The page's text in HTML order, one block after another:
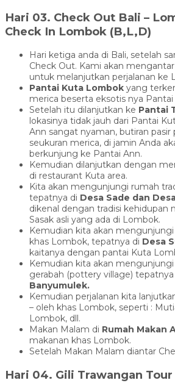
Hari 03. Check Out Bali –
Check In Lombok (B,L,D)
Hari ketiga anda di Bali, setelah
Check Out. Kami akan
untuk melanjutkan perjalanan ke
Pantai Kuta Lombok yang
merica beserta eksotis nya Pantai
Setelah itu dilanjutkan ke Pantai
lokasinya tidak jauh dari Pantai
Ann sangat nyaman, butiran pasir
seukuran merica, di jamin Anda
berkunjung ke Pantai Ann.
Kemudian dilanjutkan dengan
di restaurant Kuta area.
Kita akan mengunjungi rumah
tepatnya di Desa Sade dan
dikenal dengan tradisi kehidupan
Sasak asli yang ada di Lombok.
Kemudian kita akan
khas Lombok, tepatnya di Desa
kaitanya dengan pantai Kuta
Kemudian kita akan mengunjungi
gerabah (pottery village) tepatnya
Banyumulek.
Kemudian perjalanan kita
– oleh khas Lombok, seperti :
Lombok, dll.
Makan Malam di Rumah Makan
makanan khas Lombok.
Setelah Makan Malam diantar
Hari 04. Gili Trawangan